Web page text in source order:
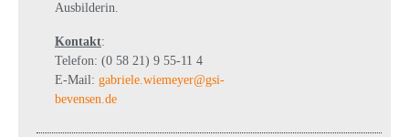
Ausbilderin.
Kontakt:
Telefon: (0 58 21) 9 55-11 4
E-Mail: gabriele.wiemeyer@gsi-
bevensen.de